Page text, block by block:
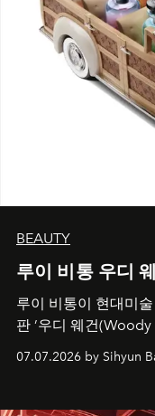
BEAUTY
루이 비통 우디
루이 비통이 현대미
판 ’우디 웨건
07.07.2026 by Sihyun